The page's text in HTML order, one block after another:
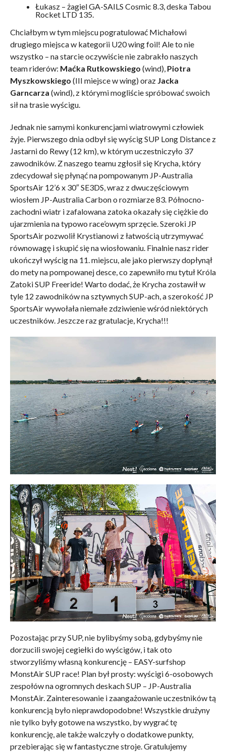
Łukasz – żagiel GA-SAILS Cosmic 8.3, deska Tabou
Rocket LTD 135.
Chciałbym w tym miejscu pogratulować Michałowi
drugiego miejsca w kategorii U20 wing foil! Ale to nie
wszystko – na starcie oczywiście nie zabrakło naszych
team riderów: Maćka Rutkowskiego (wind), Piotra
Myszkowskiego (III miejsce w wing) oraz Jacka
Garncarza (wind), z którymi mogliście spróbować swoich
sił na trasie wyścigu.
Jednak nie samymi konkurencjami wiatrowymi człowiek
żyje. Pierwszego dnia odbył się wyścig SUP Long Distance z
Jastarni do Rewy (12 km), w którym uczestniczyło 37
zawodników. Z naszego teamu zgłosił się Krycha, który
zdecydował się płynąć na pompowanym JP-Australia
SportsAir 12’6 x 30″ SE3DS, wraz z dwuczęściowym
wiosłem JP-Australia Carbon o rozmiarze 83. Północno-
zachodni wiatr i zafalowana zatoka okazały się ciężkie do
ujarzmienia na typowo race’owym sprzęcie. Szeroki JP
SportsAir pozwolił Krystianowi z łatwością utrzymywać
równowagę i skupić się na wiosłowaniu. Finalnie nasz rider
ukończył wyścig na 11. miejscu, ale jako pierwszy dopłynął
do mety na pompowanej desce, co zapewniło mu tytuł Króla
Zatoki SUP Freeride! Warto dodać, że Krycha zostawił w
tyle 12 zawodników na sztywnych SUP-ach, a szerokość JP
SportsAir wywołała niemałe zdziwienie wśród niektórych
uczestników. Jeszcze raz gratulacje, Krycha!!!
Pozostając przy SUP, nie bylibyśmy sobą, gdybyśmy nie
dorzucili swojej cegiełki do wyścigów, i tak oto
stworzyliśmy własną konkurencję – EASY-surfshop
MonstAir SUP race! Plan był prosty: wyścigi 6-osobowych
zespołów na ogromnych deskach SUP – JP-Australia
MonstAir. Zainteresowanie i zaangażowanie uczestników tą
konkurencją było nieprawdopodobne! Wszystkie drużyny
nie tylko były gotowe na wszystko, by wygrać tę
konkurencję, ale także walczyły o dodatkowe punkty,
przebierając się w fantastyczne stroje. Gratulujemy